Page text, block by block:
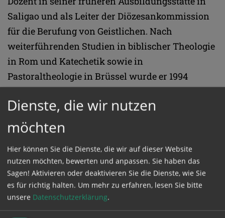
Saligao und als Leiter der Diözesankommission
für die Berufung von Geistlichen. Nach
weiterführenden Studien in biblischer Theologie
in Rom und Katechetik sowie in
Pastoraltheologie in Brüssel wurde er 1994
Weihbischof der Erzdiözese Goa und Daman,
2004 schließlich deren Erzbischof.
Papst Franziskus ernannte ihn 2022 zum
Kardinal, was in der 465-jährigen Geschichte
Goas eine Premiere war. Bereits damals leitete
Ferrão seit drei Jahren die katholische
Bischofskonferenz Indiens für den lateinischen
Ritus, als Nachfolger von Kardinal Oswald
Dienste, die wir nutzen
möchten
Hier können Sie die Dienste, die wir auf dieser Website
nutzen möchten, bewerten und anpassen. Sie haben das
Sagen! Aktivieren oder deaktivieren Sie die Dienste, wie Sie
es für richtig halten. Um mehr zu erfahren, lesen Sie bitte
unsere Datenschutzerklärung.